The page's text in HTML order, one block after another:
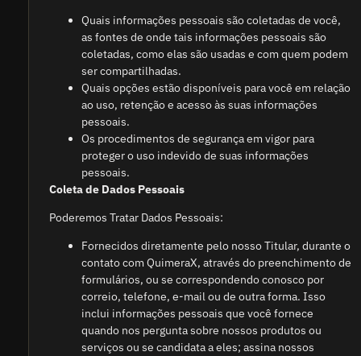
Quais informações pessoais são coletadas de você,
as fontes de onde tais informações pessoais são
coletadas, como elas são usadas e com quem podem
ser compartilhadas.
Quais opções estão disponíveis para você em relação
ao uso, retenção e acesso às suas informações
pessoais.
Os procedimentos de segurança em vigor para
proteger o uso indevido de suas informações
pessoais.
Coleta de Dados Pessoais
Poderemos Tratar Dados Pessoais:
Fornecidos diretamente pelo nosso Titular, durante o
contato com QuimeraX, através do preenchimento de
formulários, ou se correspondendo conosco por
correio, telefone, e-mail ou de outra forma. Isso
inclui informações pessoais que você fornece
quando nos pergunta sobre nossos produtos ou
serviços ou se candidata a eles; assina nossos